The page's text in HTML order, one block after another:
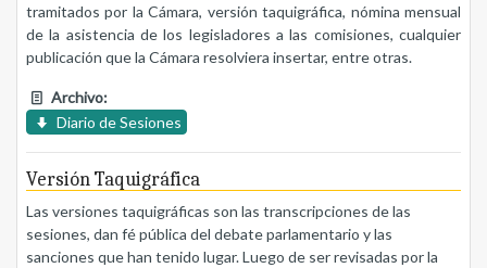
tramitados por la Cámara, versión taquigráfica, nómina mensual
de la asistencia de los legisladores a las comisiones, cualquier
publicación que la Cámara resolviera insertar, entre otras.
Archivo:
Diario de Sesiones
Versión Taquigráfica
Las versiones taquigráficas son las transcripciones de las
sesiones, dan fé pública del debate parlamentario y las
sanciones que han tenido lugar. Luego de ser revisadas por la